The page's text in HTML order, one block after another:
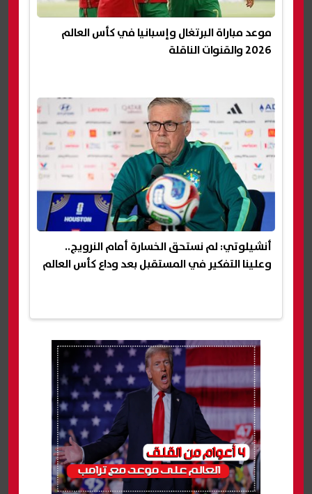
موعد مباراة البرتغال وإسبانيا في كأس العالم
2026 والقنوات الناقلة
أنشيلوتي: لم نستحق الخسارة أمام النرويج..
وعلينا التفكير في المستقبل بعد وداع كأس العالم